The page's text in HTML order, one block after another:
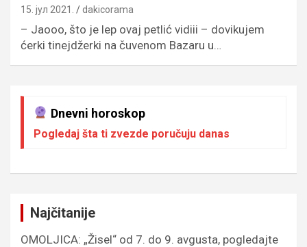
15. јул 2021. dakicorama
– Jaooo, što je lep ovaj petlić vidiii – dovikujem
ćerki tinejdžerki na čuvenom Bazaru u…
Dnevni horoskop
Pogledaj šta ti zvezde poručuju danas
Najčitanije
OMOLJICA: „Žisel“ od 7. do 9. avgusta, pogledajte